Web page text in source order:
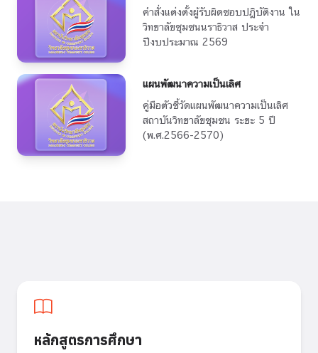
คำสั่งแต่งตั้งผู้รับผิดชอบปฎิบัติงาน ใน
วิทยาลัยชุมชนนราธิวาส ประจำ
ปีงบประมาณ 2569
แผนพัฒนาความเป็นเลิศ
คู่มือตัวชี้วัดแผนพัฒนาความเป็นเลิศ
สถาบันวิทยาลัยชุมชน ระยะ 5 ปี
(พ.ศ.2566-2570)
หลักสูตรการศึกษา